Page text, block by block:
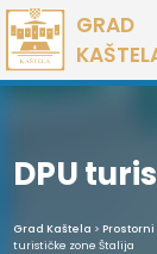
Preskoči
na
sadržaj
GRAD
DPU
Grad Kaštela >
turističke zone Štalija